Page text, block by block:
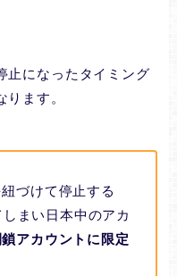
止になったタイミング
ます。
紐づけて停止する
まい日本中のアカ
鎖アカウントに限定